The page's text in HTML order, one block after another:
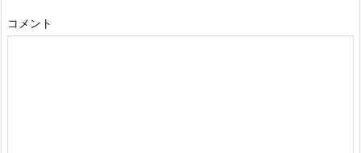
コメント